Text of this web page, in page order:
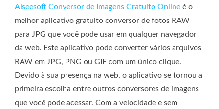
Aiseesoft Conversor de Imagens Gratuito Online é o
melhor aplicativo gratuito conversor de fotos RAW
para JPG que você pode usar em qualquer navegador
da web. Este aplicativo pode converter vários arquivos
RAW em JPG, PNG ou GIF com um único clique.
Devido à sua presença na web, o aplicativo se tornou a
primeira escolha entre outros conversores de imagens
que você pode acessar. Com a velocidade e sem